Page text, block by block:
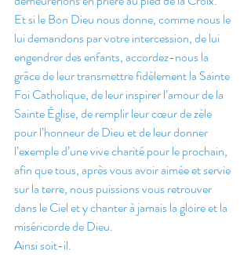
Et si le Bon Dieu nous donne, comme nous le
lui demandons par votre intercession, de lui
engendrer des enfants, accordez-nous la
grâce de leur transmettre fidèlement la Sainte
Foi Catholique, de leur inspirer l’amour de la
Sainte Église, de remplir leur cœur de zèle
pour l’honneur de Dieu et de leur donner
l’exemple d’une vive charité pour le prochain,
afin que tous, après vous avoir aimée et servie
sur la terre, nous puissions vous retrouver
dans le Ciel et y chanter à jamais la gloire et la
miséricorde de Dieu.
Ainsi soit-il.